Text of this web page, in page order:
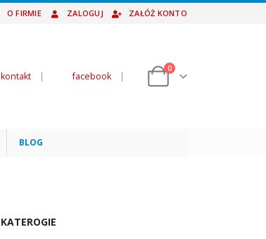
O FIRMIE ZALOGUJ ZAŁÓŻ KONTO
kontakt | facebook |
0
BLOG
KATEROGIE